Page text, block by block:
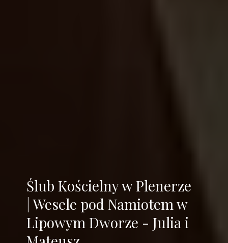
Ślub Kościelny w Plenerze
| Wesele pod Namiotem w
Lipowym Dworze - Julia i